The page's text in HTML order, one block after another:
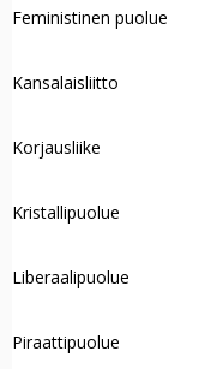
Feministinen puolue
Kansalaisliitto
Korjausliike
Kristallipuolue
Liberaalipuolue
Piraattipuolue